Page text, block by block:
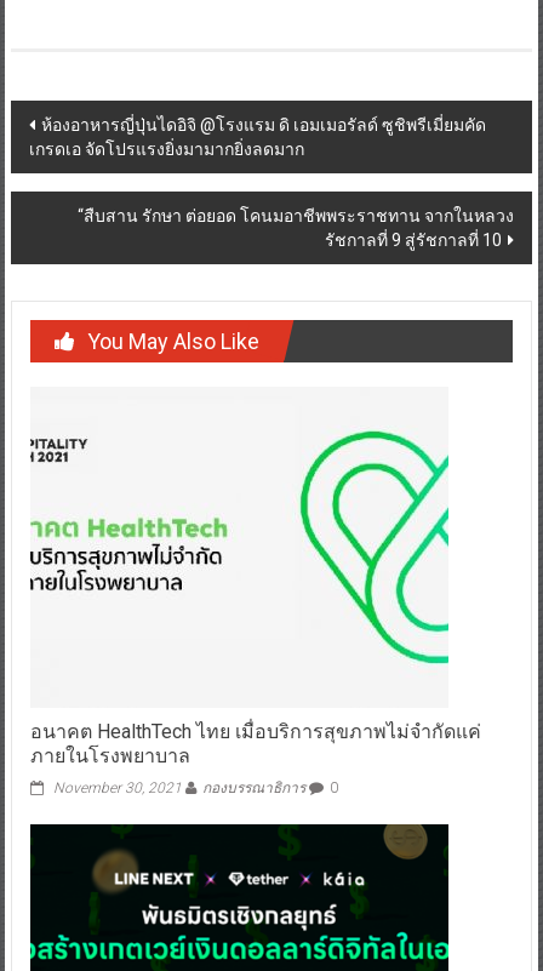
Post
navigation
ห้องอาหารญี่ปุ่นไดอิจิ @โรงแรม ดิ เอมเมอรัลด์ ซูชิพรีเมี่ยมคัด
เกรดเอ จัดโปรแรงยิ่งมามากยิ่งลดมาก
“สืบสาน รักษา ต่อยอด โคนมอาชีพพระราชทาน จากในหลวง
รัชกาลที่ 9 สู่รัชกาลที่ 10
You May Also Like
อนาคต HealthTech ไทย เมื่อบริการสุขภาพไม่จำกัดแค่
ภายในโรงพยาบาล
November 30, 2021 กองบรรณาธิการ 0